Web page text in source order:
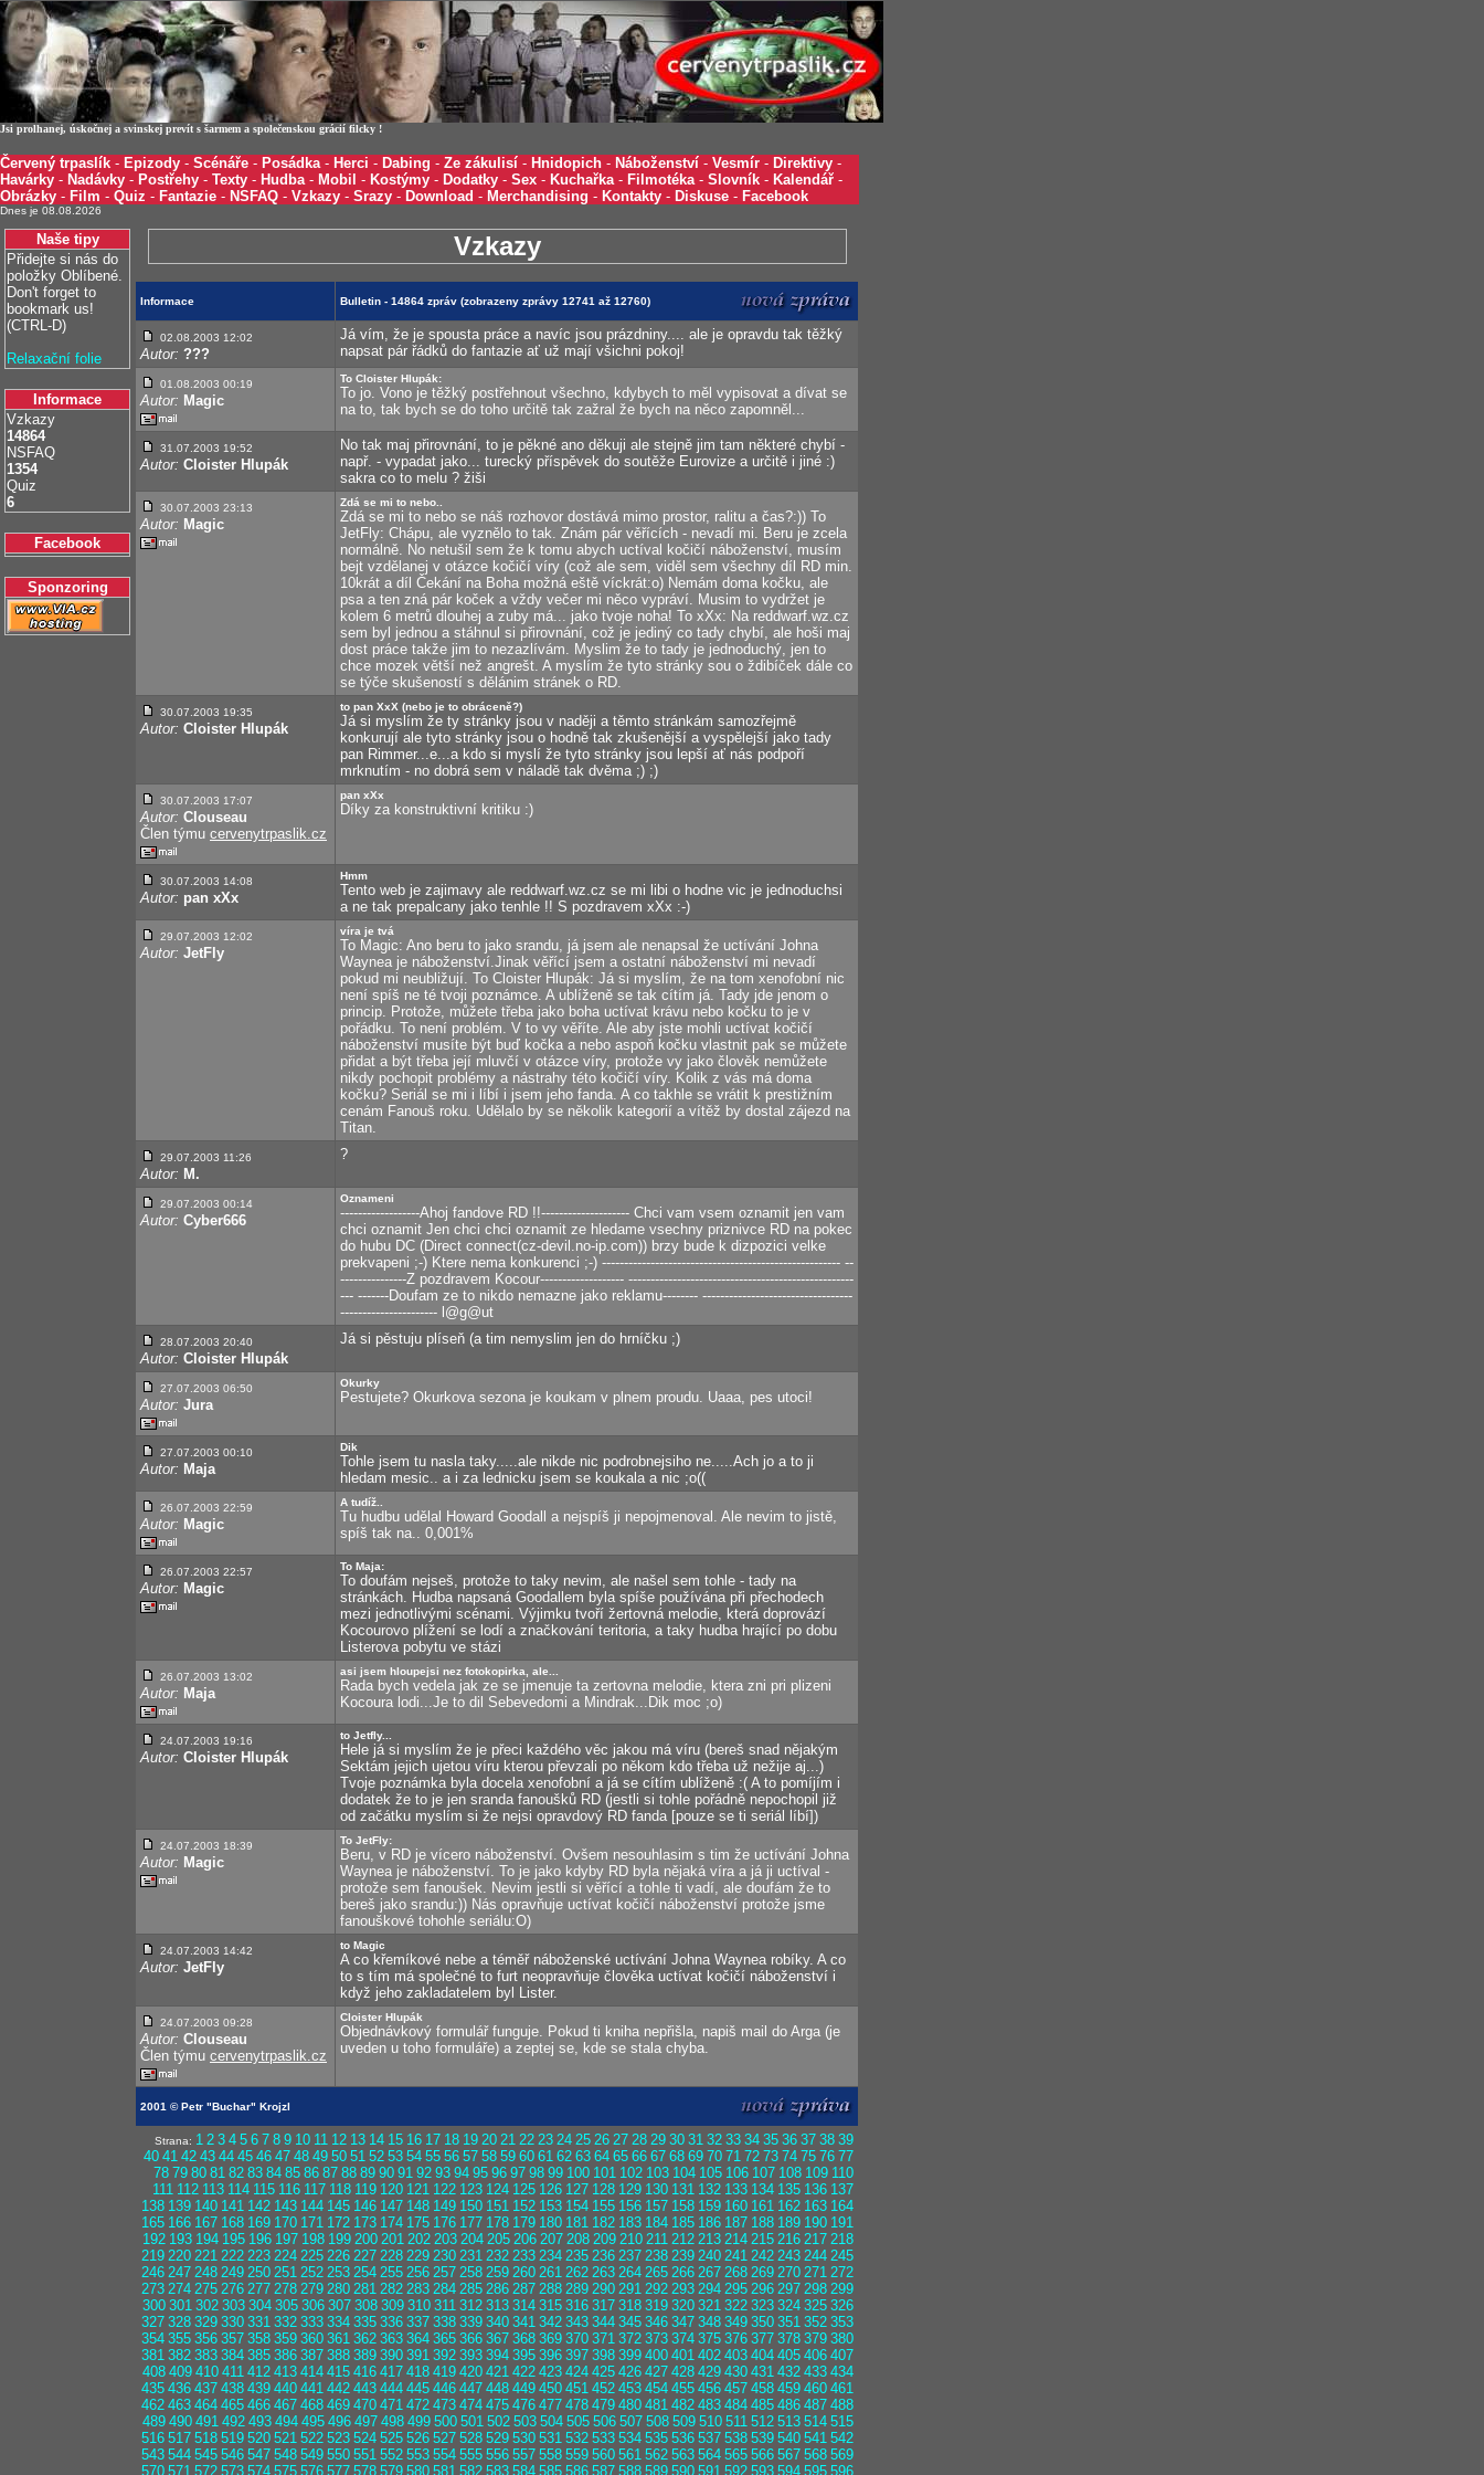
Jsi prolhanej, úskočnej a svinskej prevít s šarmem a společenskou grácií filcky !
Červený trpaslík - Epizody - Scénáře - Posádka- Herci - Dabing - Ze zákulisí - Hnidopich - Náboženství - Vesmír - Direktivy -
Havárky - Nadávky - Postřehy - Texty - Hudba- Mobil - Kostýmy - Dodatky - Sex - Kuchařka- Filmotéka- Slovník - Kalendář -
Obrázky - Film - Quiz - Fantazie - NSFAQ - Vzkazy - Srazy - Download - Merchandising - Kontakty - Diskuse - Facebook
Dnes je 08.08.2026
Naše tipy
Přidejte si nás do
položky Oblíbené.
Don't forget to
bookmark us!
(CTRL-D)
Relaxační folie
Informace
Vzkazy
14864
NSFAQ
1354
Quiz
6
Facebook
Sponzoring
Vzkazy
Informace Bulletin - 14864 zpráv (zobrazeny zprávy 12741 až 12760)
02.08.2003 12:02
Autor: ???
Já vím, že je spousta práce a navíc jsou prázdniny.... ale je opravdu tak těžký
napsat pár řádků do fantazie ať už mají všichni pokoj!
01.08.2003 00:19
Autor: Magic
To Cloister Hlupák:
To jo. Vono je těžký postřehnout všechno, kdybych to měl vypisovat a dívat se
na to, tak bych se do toho určitě tak zažral že bych na něco zapomněl...
31.07.2003 19:52
Autor: Cloister Hlupák
No tak maj přirovnání, to je pěkné ano děkuji ale stejně jim tam některé chybí -
např. - vypadat jako... turecký příspěvek do soutěže Eurovize a určitě i jiné :)
sakra co to melu ? žiši
30.07.2003 23:13
Autor: Magic
Zdá se mi to nebo..
Zdá se mi to nebo se náš rozhovor dostává mimo prostor, ralitu a čas?:)) To
JetFly: Chápu, ale vyznělo to tak. Znám pár věřících - nevadí mi. Beru je zcela
normálně. No netušil sem že k tomu abych uctíval kočičí náboženství, musím
bejt vzdělanej v otázce kočičí víry (což ale sem, viděl sem všechny díl RD min.
10krát a díl Čekání na Boha možná eště víckrát:o) Nemám doma kočku, ale
psa a ten zná pár koček a vždy večer mi něco vypráví. Musim to vydržet je
kolem 6 metrů dlouhej a zuby má... jako tvoje noha! To xXx: Na reddwarf.wz.cz
sem byl jednou a stáhnul si přirovnání, což je jediný co tady chybí, ale hoši maj
dost práce takže jim to nezazlívám. Myslim že to tady je jednoduchý, jen to
chce mozek větší než angrešt. A myslím že tyto stránky sou o ždibíček dále co
se týče skušeností s dělánim stránek o RD.
30.07.2003 19:35
Autor: Cloister Hlupák
to pan XxX (nebo je to obráceně?)
Já si myslím že ty stránky jsou v naději a těmto stránkám samozřejmě
konkurují ale tyto stránky jsou o hodně tak zkušenější a vyspělejší jako tady
pan Rimmer...e...a kdo si myslí že tyto stránky jsou lepší ať nás podpoří
mrknutím - no dobrá sem v náladě tak dvěma ;) ;)
30.07.2003 17:07
Autor: Clouseau
Člen týmu cervenytrpaslik.cz
pan xXx
Díky za konstruktivní kritiku :)
30.07.2003 14:08
Autor: pan xXx
Hmm
Tento web je zajimavy ale reddwarf.wz.cz se mi libi o hodne vic je jednoduchsi
a ne tak prepalcany jako tenhle !! S pozdravem xXx :-)
29.07.2003 12:02
Autor: JetFly
víra je tvá
To Magic: Ano beru to jako srandu, já jsem ale nenapsal že uctívání Johna
Waynea je náboženství.Jinak věřící jsem a ostatní náboženství mi nevadí
pokud mi neubližují. To Cloister Hlupák: Já si myslím, že na tom xenofobní nic
není spíš ne té tvoji poznámce. A ublíženě se tak cítím já. Tady jde jenom o
princip. Protože, můžete třeba jako boha uctívat krávu nebo kočku to je v
pořádku. To není problém. V to vy věříte. Ale aby jste mohli uctívat kočičí
náboženství musíte být buď kočka a nebo aspoň kočku vlastnit pak se můžete
přidat a být třeba její mluvčí v otázce víry, protože vy jako člověk nemůžete
nikdy pochopit problémy a nástrahy této kočičí víry. Kolik z vás má doma
kočku? Seriál se mi i líbí i jsem jeho fanda. A co takhle se vrátit k prestižním
cenám Fanouš roku. Udělalo by se několik kategorií a vítěž by dostal zájezd na
Titan.
29.07.2003 11:26
Autor: M.
?
29.07.2003 00:14
Autor: Cyber666
Oznameni
------------------Ahoj fandove RD !!-------------------- Chci vam vsem oznamit jen vam
chci oznamit Jen chci chci oznamit ze hledame vsechny priznivce RD na pokec
do hubu DC (Direct connect(cz-devil.no-ip.com)) brzy bude k dizpozici velke
prekvapeni ;-) Ktere nema konkurenci ;-) ------------------------------------------------------ --
---------------Z pozdravem Kocour------------------- ---------------------------------------------------
--- -------Doufam ze to nikdo nemazne jako reklamu-------- ----------------------------------
---------------------- l@g@ut
28.07.2003 20:40
Autor: Cloister Hlupák
Já si pěstuju plíseň (a tim nemyslim jen do hrníčku ;)
27.07.2003 06:50
Autor: Jura
Okurky
Pestujete? Okurkova sezona je koukam v plnem proudu. Uaaa, pes utoci!
27.07.2003 00:10
Autor: Maja
Dik
Tohle jsem tu nasla taky.....ale nikde nic podrobnejsiho ne.....Ach jo a to ji
hledam mesic.. a i za lednicku jsem se koukala a nic ;o((
26.07.2003 22:59
Autor: Magic
A tudíž..
Tu hudbu udělal Howard Goodall a nejspíš ji nepojmenoval. Ale nevim to jistě,
spíš tak na.. 0,001%
26.07.2003 22:57
Autor: Magic
To Maja:
To doufám nejseš, protože to taky nevim, ale našel sem tohle - tady na
stránkách. Hudba napsaná Goodallem byla spíše používána při přechodech
mezi jednotlivými scénami. Výjimku tvoří žertovná melodie, která doprovází
Kocourovo plížení se lodí a značkování teritoria, a taky hudba hrající po dobu
Listerova pobytu ve stázi
26.07.2003 13:02
Autor: Maja
asi jsem hloupejsi nez fotokopirka, ale...
Rada bych vedela jak ze se jmenuje ta zertovna melodie, ktera zni pri plizeni
Kocoura lodi...Je to dil Sebevedomi a Mindrak...Dik moc ;o)
24.07.2003 19:16
Autor: Cloister Hlupák
to Jetfly...
Hele já si myslím že je přeci každého věc jakou má víru (bereš snad nějakým
Sektám jejich ujetou víru kterou převzali po někom kdo třeba už nežije aj...)
Tvoje poznámka byla docela xenofobní a já se cítím ublíženě :( A to pomíjím i
dodatek že to je jen sranda fanoušků RD (jestli si tohle pořádně nepochopil již
od začátku myslím si že nejsi opravdový RD fanda [pouze se ti seriál líbí])
24.07.2003 18:39
Autor: Magic
To JetFly:
Beru, v RD je vícero náboženství. Ovšem nesouhlasim s tim že uctívání Johna
Waynea je náboženství. To je jako kdyby RD byla nějaká víra a já ji uctíval -
protože sem fanoušek. Nevim jestli si věřící a tohle ti vadí, ale doufám že to
bereš jako srandu:)) Nás opravňuje uctívat kočičí náboženství protože jsme
fanouškové tohohle seriálu:O)
24.07.2003 14:42
Autor: JetFly
to Magic
A co křemíkové nebe a téměř náboženské uctívání Johna Waynea robíky. A co
to s tím má společné to furt neopravňuje člověka uctívat kočičí náboženství i
když jeho zakladatelem byl Lister.
24.07.2003 09:28
Autor: Clouseau
Člen týmu cervenytrpaslik.cz
Cloister Hlupák
Objednávkový formulář funguje. Pokud ti kniha nepřišla, napiš mail do Arga (je
uveden u toho formuláře) a zeptej se, kde se stala chyba.
2001 © Petr "Buchar" Krojzl
Strana: 1 2 3 4 5 6 7 8 9 10 11 12 13 14 15 16 17 18 19 20 21 22 23 24 25 26 27 28 29 30 31 32 33 34 35 36 37 38 39
40 41 42 43 44 45 46 47 48 49 50 51 52 53 54 55 56 57 58 59 60 61 62 63 64 65 66 67 68 69 70 71 72 73 74 75 76 77
78 79 80 81 82 83 84 85 86 87 88 89 90 91 92 93 94 95 96 97 98 99 100 101 102 103 104 105 106 107 108 109 110
111 112 113 114 115 116 117 118 119 120 121 122 123 124 125 126 127 128 129 130 131 132 133 134 135 136 137
138 139 140 141 142 143 144 145 146 147 148 149 150 151 152 153 154 155 156 157 158 159 160 161 162 163 164
165 166 167 168 169 170 171 172 173 174 175 176 177 178 179 180 181 182 183 184 185 186 187 188 189 190 191
192 193 194 195 196 197 198 199 200 201 202 203 204 205 206 207 208 209 210 211 212 213 214 215 216 217 218
219 220 221 222 223 224 225 226 227 228 229 230 231 232 233 234 235 236 237 238 239 240 241 242 243 244 245
246 247 248 249 250 251 252 253 254 255 256 257 258 259 260 261 262 263 264 265 266 267 268 269 270 271 272
273 274 275 276 277 278 279 280 281 282 283 284 285 286 287 288 289 290 291 292 293 294 295 296 297 298 299
300 301 302 303 304 305 306 307 308 309 310 311 312 313 314 315 316 317 318 319 320 321 322 323 324 325 326
327 328 329 330 331 332 333 334 335 336 337 338 339 340 341 342 343 344 345 346 347 348 349 350 351 352 353
354 355 356 357 358 359 360 361 362 363 364 365 366 367 368 369 370 371 372 373 374 375 376 377 378 379 380
381 382 383 384 385 386 387 388 389 390 391 392 393 394 395 396 397 398 399 400 401 402 403 404 405 406 407
408 409 410 411 412 413 414 415 416 417 418 419 420 421 422 423 424 425 426 427 428 429 430 431 432 433 434
435 436 437 438 439 440 441 442 443 444 445 446 447 448 449 450 451 452 453 454 455 456 457 458 459 460 461
462 463 464 465 466 467 468 469 470 471 472 473 474 475 476 477 478 479 480 481 482 483 484 485 486 487 488
489 490 491 492 493 494 495 496 497 498 499 500 501 502 503 504 505 506 507 508 509 510 511 512 513 514 515
516 517 518 519 520 521 522 523 524 525 526 527 528 529 530 531 532 533 534 535 536 537 538 539 540 541 542
543 544 545 546 547 548 549 550 551 552 553 554 555 556 557 558 559 560 561 562 563 564 565 566 567 568 569
570 571 572 573 574 575 576 577 578 579 580 581 582 583 584 585 586 587 588 589 590 591 592 593 594 595 596